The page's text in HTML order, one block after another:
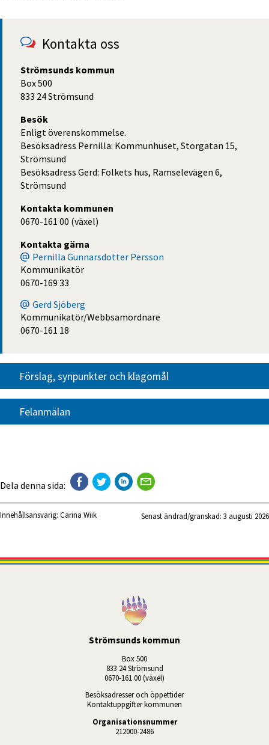
Kontakta oss
Strömsunds kommun
Box 500
833 24 Strömsund
Besök
Enligt överenskommelse.
Besöksadress Pernilla: Kommunhuset, Storgatan 15,
Strömsund
Besöksadress Gerd: Folkets hus, Ramselevägen 6,
Strömsund
Kontakta kommunen
0670-161 00 (växel)
Kontakta gärna
Pernilla Gunnarsdotter Persson
Kommunikatör
0670-169 33
Gerd Sjöberg
Kommunikatör/Webbsamordnare
0670-161 18
Förslag, synpunkter och klagomål
Felanmälan
Dela denna sida:
Innehållsansvarig: Carina Wiik Senast ändrad/granskad: 3 augusti 2026
Strömsunds kommun
Box 500
833 24 Strömsund
0670-161 00 (växel)
Besöksadresser och öppettider
Kontaktuppgifter kommunen
Organisationsnummer
212000-2486